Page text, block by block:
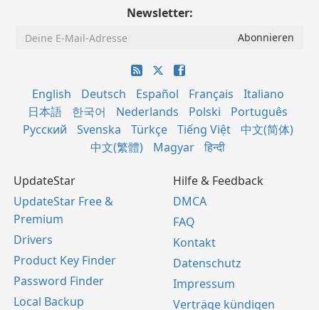
Newsletter:
English Deutsch Español Français
Italiano
日本語
한국어 Nederlands Polski
Português
Русский
Svenska Türkçe Tiếng Việt
中文(简体)
中文(繁體)
Magyar हिन्दी
UpdateStar
UpdateStar Free &
Premium
Drivers
Product Key Finder
Password Finder
Local Backup
Hilfe & Feedback
DMCA
FAQ
Kontakt
Datenschutz
Impressum
Verträge kündigen